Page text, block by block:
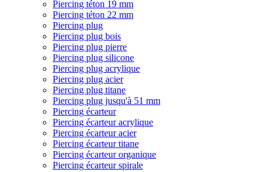
Piercing téton 19 mm
Piercing téton 22 mm
Piercing plug
Piercing plug bois
Piercing plug pierre
Piercing plug silicone
Piercing plug acrylique
Piercing plug acier
Piercing plug titane
Piercing plug jusqu'à 51 mm
Piercing écarteur
Piercing écarteur acrylique
Piercing écarteur acier
Piercing écarteur titane
Piercing écarteur organique
Piercing écarteur spirale